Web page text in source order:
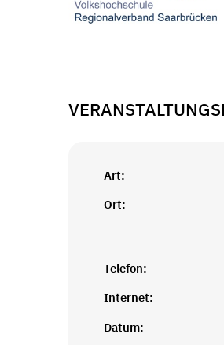
Art:
Ort:
Telefon:
Internet:
Datum: